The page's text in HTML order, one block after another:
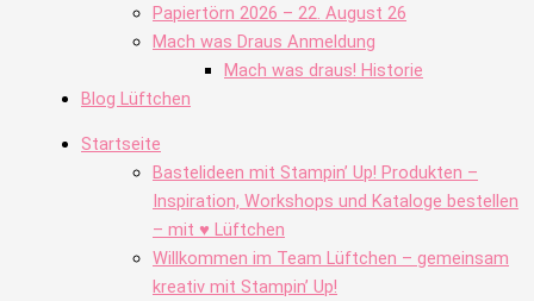
Papiertörn 2026 – 22. August 26
Mach was Draus Anmeldung
Mach was draus! Historie
Blog Lüftchen
Startseite
Bastelideen mit Stampin’ Up! Produkten –
Inspiration, Workshops und Kataloge bestellen
– mit ♥ Lüftchen
Willkommen im Team Lüftchen – gemeinsam
kreativ mit Stampin’ Up!